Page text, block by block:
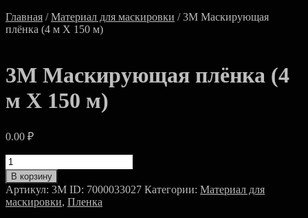
Главная /Материал для маскировки / 3M Маскирующая
плёнка (4 м Х 150 м)
3M Маскирующая плёнка (4
м Х 150 м)
0.00 ₽
Количество
товара
3M
Маскирующая
плёнка
В корзину
Артикул: 3M ID: 7000033027 Категории: Материал для
маскировки, Пленка